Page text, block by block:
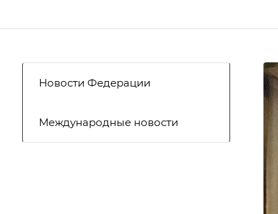
Новости Федерации
Международные новости